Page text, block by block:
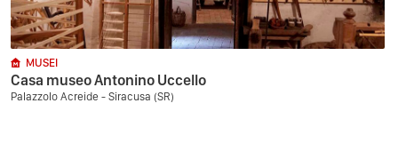
MUSEI
Casa museo Antonino Uccello
Palazzolo Acreide - Siracusa (SR)